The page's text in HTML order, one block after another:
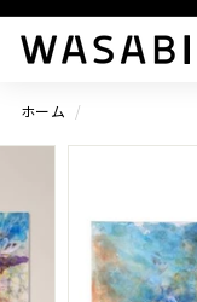
W
S
A
I
ホーム /